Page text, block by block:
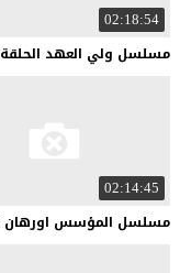
02:18:54
مسلسل ولي العهد الحلقة
02:14:45
مسلسل المؤسس اورهان